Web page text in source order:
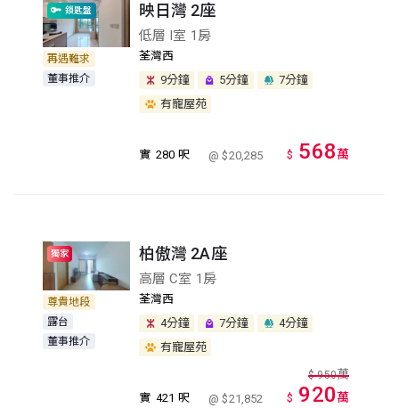
鎖匙盤
再遇難求
董事推介
映日灣 2座
低層 I室 1房
荃灣西
9分鐘
5分鐘
7分鐘
有寵屋苑
實 280 呎 @ $20,285 $ 568萬
獨家
尊貴地段
露台
董事推介
柏傲灣 2A座
高層 C室 1房
荃灣西
4分鐘
7分鐘
4分鐘
有寵屋苑
實 421 呎 @ $21,852
$ 950萬
$ 920萬